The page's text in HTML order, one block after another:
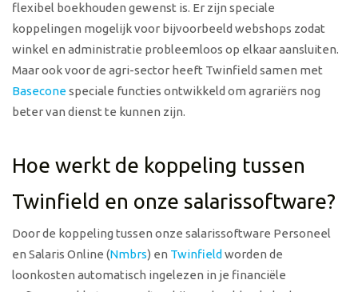
flexibel boekhouden gewenst is. Er zijn speciale
koppelingen mogelijk voor bijvoorbeeld webshops zodat
winkel en administratie probleemloos op elkaar aansluiten.
Maar ook voor de agri-sector heeft Twinfield samen met
Baseconespeciale functies ontwikkeld om agrariërs nog
beter van dienst te kunnen zijn.
Hoe werkt de koppeling tussen
Twinfield en onze salarissoftware?
Door de koppeling tussen onze salarissoftware Personeel
en Salaris Online (Nmbrs) en Twinfield worden de
loonkosten automatisch ingelezen in je financiële